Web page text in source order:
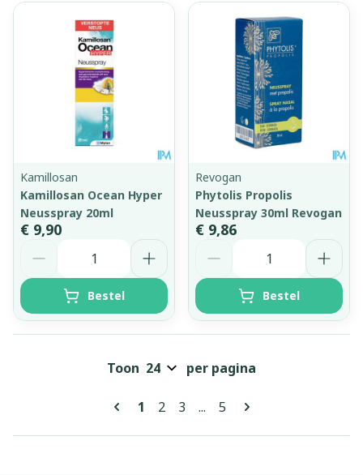
Kamillosan
Kamillosan Ocean Hyper
Neusspray 20ml
€ 9,90
Bestel
Revogan
Phytolis Propolis
Neusspray 30ml Revogan
€ 9,86
Bestel
Pagina's
U lees momenteel pagina
1 Pagina
2 Pagina
3 ... Pagina
5
Toon per pagina